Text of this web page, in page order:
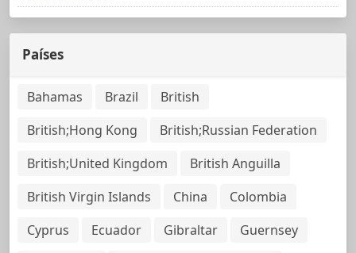
Países
Bahamas Brazil
British
British;Hong Kong
British;Russian Federation
British;United Kingdom
British Anguilla
British Virgin Islands
China
Colombia
Cyprus
Ecuador Gibraltar
Guernsey